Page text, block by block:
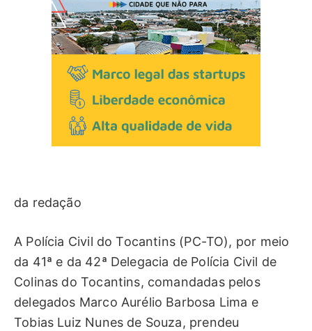
da redação
A Polícia Civil do Tocantins (PC-TO), por meio
da 41ª e da 42ª Delegacia de Polícia Civil de
Colinas do Tocantins, comandadas pelos
delegados Marco Aurélio Barbosa Lima e
Tobias Luiz Nunes de Souza, prendeu